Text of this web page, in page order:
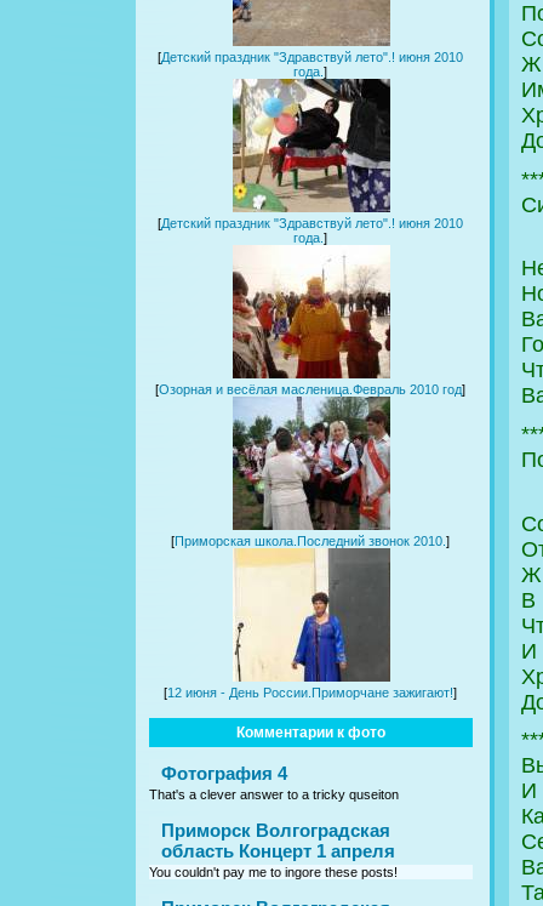
[Детский праздник "Здравствуй лето".! июня 2010
года.]
[Детский праздник "Здравствуй лето".! июня 2010
года.]
[Озорная и весёлая масленица.Февраль 2010 год]
[Приморская школа.Последний звонок 2010.]
[12 июня - День России.Приморчане зажигают!]
Комментарии к фото
Фотография 4
That's a clever answer to a tricky quseiton
Приморск Волгоградская
область Концерт 1 апреля
You couldn't pay me to ingore these posts!
В
И
И